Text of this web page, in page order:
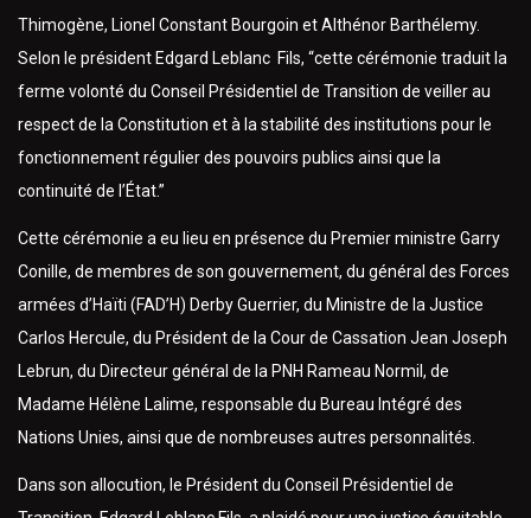
Thimogène, Lionel Constant Bourgoin et Althénor Barthélemy.
Selon le président Edgard Leblanc Fils, “cette cérémonie traduit la
ferme volonté du Conseil Présidentiel de Transition de veiller au
respect de la Constitution et à la stabilité des institutions pour le
fonctionnement régulier des pouvoirs publics ainsi que la
continuité de l’État.”
Cette cérémonie a eu lieu en présence du Premier ministre Garry
Conille, de membres de son gouvernement, du général des Forces
armées d’Haïti (FAD’H) Derby Guerrier, du Ministre de la Justice
Carlos Hercule, du Président de la Cour de Cassation Jean Joseph
Lebrun, du Directeur général de la PNH Rameau Normil, de
Madame Hélène Lalime, responsable du Bureau Intégré des
Nations Unies, ainsi que de nombreuses autres personnalités.
Dans son allocution, le Président du Conseil Présidentiel de